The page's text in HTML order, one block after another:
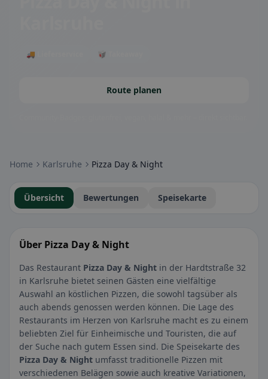
🚚 Lieferservice 🥡 Takeaway
Route planen
Home Karlsruhe Pizza Day & Night
Übersicht Bewertungen Speisekarte
Über Pizza Day & Night
Das Restaurant Pizza Day & Night in der Hardtstraße 32
in Karlsruhe bietet seinen Gästen eine vielfältige
Auswahl an köstlichen Pizzen, die sowohl tagsüber als
auch abends genossen werden können. Die Lage des
Restaurants im Herzen von Karlsruhe macht es zu einem
beliebten Ziel für Einheimische und Touristen, die auf
der Suche nach gutem Essen sind. Die Speisekarte des
Pizza Day & Night umfasst traditionelle Pizzen mit
verschiedenen Belägen sowie auch kreative Variationen,